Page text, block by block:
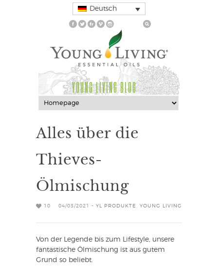
Deutsch
YOUNG LIVING BLOG
Alles über die
Thieves-
Ölmischung
10 04/03/2021 - YL PRODUKTE YOUNG LIVING
Von der Legende bis zum Lifestyle, unsere
fantastische Ölmischung ist aus gutem
Grund so beliebt.